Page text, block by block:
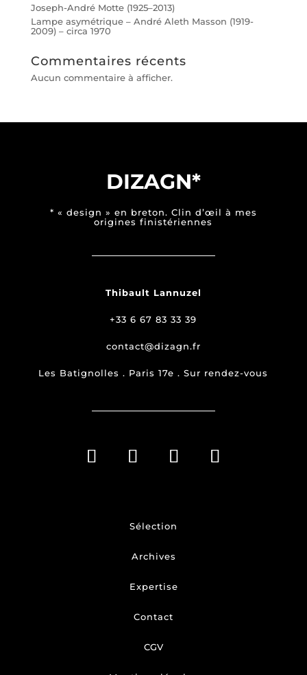
Joseph-André Motte (1925–2013)
Lampe asymétrique – André Aleth Masson (1919-
2009) – circa 1970
Commentaires récents
Aucun commentaire à afficher.
DIZAGN*
* « design » en breton. Clin d’œil à mes
origines finistériennes
Thibault Lannuzel
+33 6 67 83 33 39
contact@dizagn.fr
Les Batignolles . Paris 17e . Sur rendez-vous
Sélection
Archives
Expertise
Contact
CGV